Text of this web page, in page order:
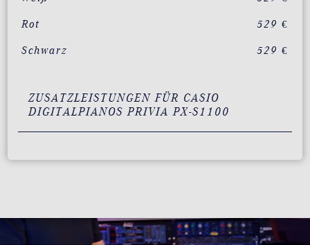
Rot 529 €
Schwarz 529 €
ZUSATZLEISTUNGEN FÜR CASIO
DIGITALPIANOS PRIVIA PX-S1100